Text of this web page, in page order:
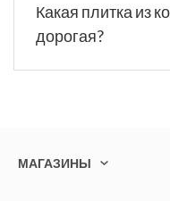
Какая плитка из
дорогая?
МАГАЗИНЫ